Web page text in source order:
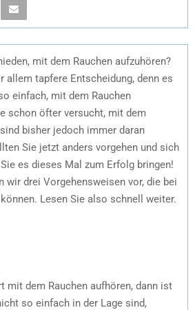
mit dem Rauchen aufzuhören?
allem tapfere Entscheidung, denn es
einfach, mit dem Rauchen
schon öfter versucht, mit dem
bisher jedoch immer daran
Sie jetzt anders vorgehen und sich
es dieses Mal zum Erfolg bringen!
wir drei Vorgehensweisen vor, die bei
Lesen Sie also schnell weiter.
mit dem Rauchen aufhören, dann ist
so einfach in der Lage sind,